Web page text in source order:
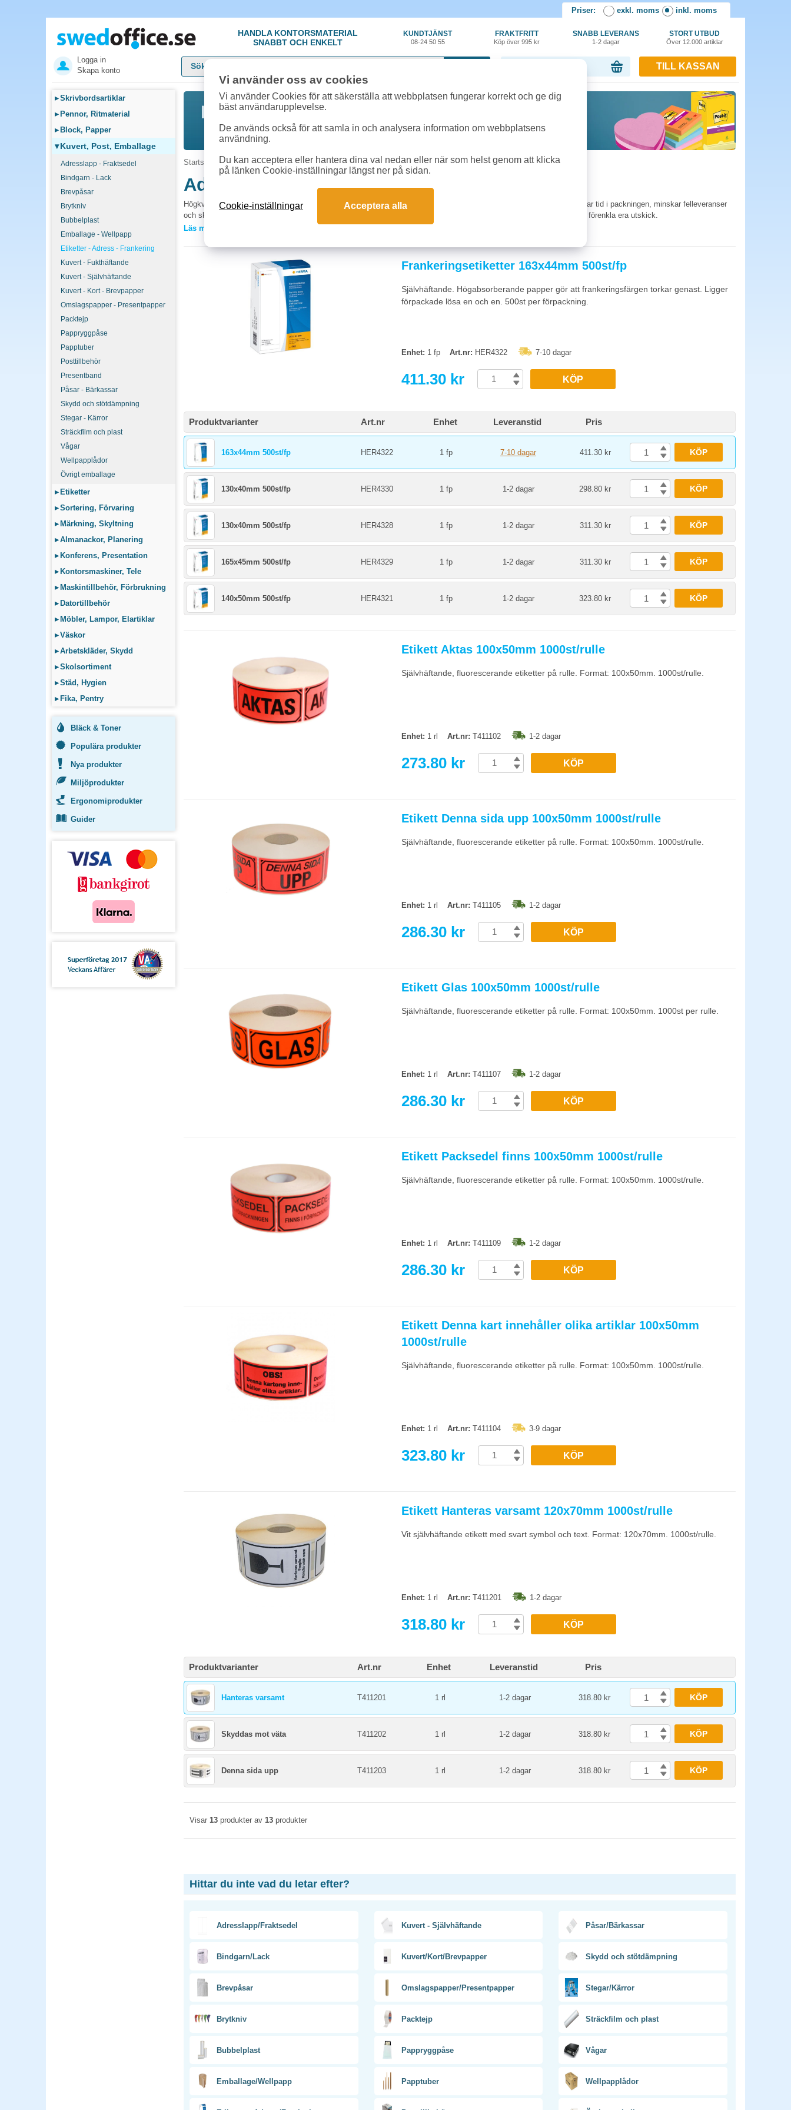
Priser: exkl. moms inkl. moms
HANDLA KONTORSMATERIAL
SNABBT OCH ENKELT
KUNDTJÄNST
08-24 50 55
FRAKTFRITT
Köp över 995 kr
SNABB LEVERANS
1-2 dagar
STORT UTBUD
Över 12.000 artiklar
Logga in
Skapa konto
TILL KASSAN
▸Skrivbordsartiklar
▸ Pennor, Ritmaterial
▸ Block, Papper
▾Kuvert, Post, Emballage
Adresslapp - Fraktsedel
Bindgarn - Lack
Brevpåsar
Brytkniv
Bubbelplast
Emballage - Wellpapp
Etiketter - Adress - Frankering
Kuvert - Fukthäftande
Kuvert - Självhäftande
Kuvert - Kort - Brevpapper
Omslagspapper - Presentpapper
Packtejp
Pappryggpåse
Papptuber
Posttillbehör
Presentband
Påsar - Bärkassar
Skydd och stötdämpning
Stegar - Kärror
Sträckfilm och plast
Vågar
Wellpapplådor
Övrigt emballage
▸ Etiketter
▸Sortering, Förvaring
▸ Märkning, Skyltning
▸Almanackor, Planering
▸ Konferens, Presentation
▸ Kontorsmaskiner, Tele
▸ Maskintillbehör, Förbrukning
▸ Datortillbehör
▸ Möbler, Lampor, Elartiklar
▸Väskor
▸Arbetskläder, Skydd
▸Skolsortiment
▸Städ, Hygien
▸ Fika, Pentry
Bläck & Toner
Populära produkter
Nya produkter
Miljöprodukter
Ergonomiprodukter
Guider
Startsida »Kuvert, Post, Emballage» Etiketter - Adress/Frankering
Adresslappar & frankeringsettiketter
Högkvalitativa självhäftande etiketter med stark vidhäftning håller märkningen på plats under hela transporten. De sparar tid i packningen, minskar felleveranser
och skyddar ömtåligt gods. Finns i olika varianter för effektivare arbetsflöden och lägre kostnad per etikett - köp för att förenkla era utskick.
Adressetiketter i standardformat (t.ex. 99x38 mm) fungerar i de flesta etikettskrivare och Avery-mallar. Frankeringsetiketter är blanka och fylls med
portoinformation. Välj etiketter med stark vidhäftning som inte lossnar i fukt och kyla.
Hur många etiketter per A4-ark är vanligt?
21 etiketter per A4 (3x7) är vanligast för adressering, passar Avery 5160 och liknande mallar. 24 per ark (3x8) är ett alternativt format. Välj efter hur er etikettmall i
Word eller skrivarprogrammet är konfigurerad.
Läs mer »
Frankeringsetiketter 163x44mm 500st/fp
Självhäftande. Högabsorberande papper gör att frankeringsfärgen torkar genast. Ligger
förpackade lösa en och en. 500st per förpackning.
Enhet: 1 fp Art.nr: HER4322 7-10 dagar
411.30 kr KÖP
Produktvarianter Art.nr Enhet Leveranstid Pris
163x44mm 500st/fp HER4322 1 fp 7-10 dagar 411.30 kr KÖP
130x40mm 500st/fp HER4330 1 fp 1-2 dagar 298.80 kr KÖP
130x40mm 500st/fp HER4328 1 fp 1-2 dagar 311.30 kr KÖP
165x45mm 500st/fp HER4329 1 fp 1-2 dagar 311.30 kr KÖP
140x50mm 500st/fp HER4321 1 fp 1-2 dagar 323.80 kr KÖP
Etikett Aktas 100x50mm 1000st/rulle
Självhäftande, fluorescerande etiketter på rulle. Format: 100x50mm. 1000st/rulle.
Enhet: 1 rl Art.nr: T411102 1-2 dagar
273.80 kr KÖP
Etikett Denna sida upp 100x50mm 1000st/rulle
Självhäftande, fluorescerande etiketter på rulle. Format: 100x50mm. 1000st/rulle.
Enhet: 1 rl Art.nr: T411105 1-2 dagar
286.30 kr KÖP
Etikett Glas 100x50mm 1000st/rulle
Självhäftande, fluorescerande etiketter på rulle. Format: 100x50mm. 1000st per rulle.
Enhet: 1 rl Art.nr: T411107 1-2 dagar
286.30 kr KÖP
Etikett Packsedel finns 100x50mm 1000st/rulle
Självhäftande, fluorescerande etiketter på rulle. Format: 100x50mm. 1000st/rulle.
Enhet: 1 rl Art.nr: T411109 1-2 dagar
286.30 kr KÖP
Etikett Denna kart innehåller olika artiklar 100x50mm
1000st/rulle
Självhäftande, fluorescerande etiketter på rulle. Format: 100x50mm. 1000st/rulle.
Enhet: 1 rl Art.nr: T411104 3-9 dagar
323.80 kr KÖP
Etikett Hanteras varsamt 120x70mm 1000st/rulle
Vit självhäftande etikett med svart symbol och text. Format: 120x70mm. 1000st/rulle.
Enhet: 1 rl Art.nr: T411201 1-2 dagar
318.80 kr KÖP
Produktvarianter Art.nr Enhet Leveranstid Pris
Hanteras varsamt T411201 1 rl 1-2 dagar 318.80 kr KÖP
Skyddas mot väta T411202 1 rl 1-2 dagar 318.80 kr KÖP
Denna sida upp T411203 1 rl 1-2 dagar 318.80 kr KÖP
Visar 13 produkter av 13 produkter
Hittar du inte vad du letar efter?
Adresslapp/Fraktsedel
Bindgarn/Lack
Brevpåsar
Brytkniv
Bubbelplast
Emballage/Wellpapp
Kuvert - Självhäftande
Kuvert/Kort/Brevpapper
Omslagspapper/Presentpapper
Packtejp
Pappryggpåse
Papptuber
Påsar/Bärkassar
Skydd och stötdämpning
Stegar/Kärror
Sträckfilm och plast
Vågar
Wellpapplådor
Vi använder oss av cookies
Vi använder Cookies för att säkerställa att webbplatsen fungerar korrekt och ge dig
bäst användarupplevelse.
De används också för att samla in och analysera information om webbplatsens
användning.
Du kan acceptera eller hantera dina val nedan eller när som helst genom att klicka
på länken Cookie-inställningar längst ner på sidan.
Cookie-inställningar Acceptera alla